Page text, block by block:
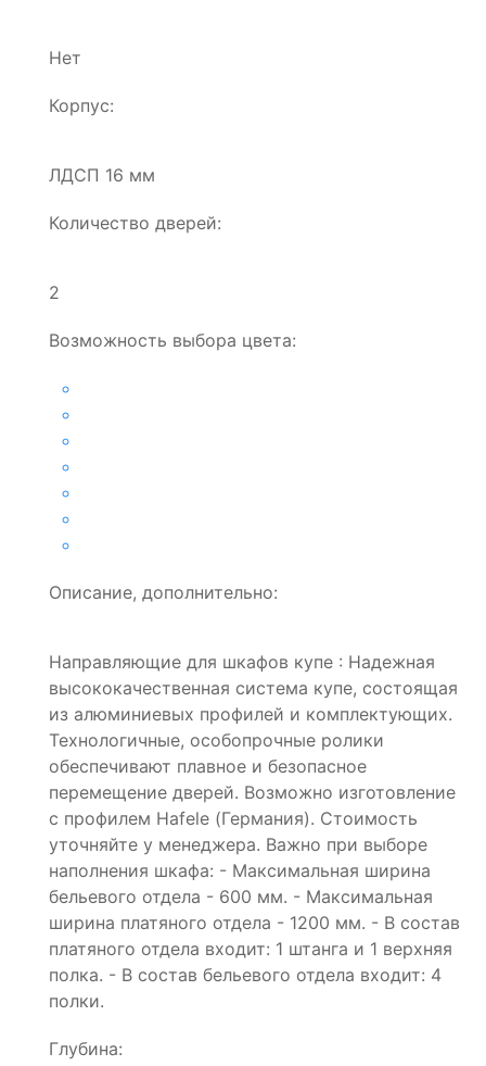
Нет
Корпус:
ЛДСП 16 мм
Количество дверей:
2
Возможность выбора цвета:
Описание, дополнительно:
Направляющие для шкафов купе : Надежная
высококачественная система купе, состоящая
из алюминиевых профилей и комплектующих.
Технологичные, особопрочные ролики
обеспечивают плавное и безопасное
перемещение дверей. Возможно изготовление
с профилем Hafele (Германия). Стоимость
уточняйте у менеджера. Важно при выборе
наполнения шкафа: - Максимальная ширина
бельевого отдела - 600 мм. - Максимальная
ширина платяного отдела - 1200 мм. - В состав
платяного отдела входит: 1 штанга и 1 верхняя
полка. - В состав бельевого отдела входит: 4
полки.
Глубина: